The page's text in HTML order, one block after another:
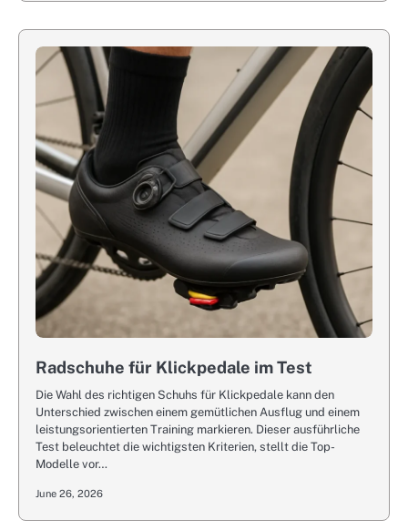
Radschuhe für Klickpedale im Test
Die Wahl des richtigen Schuhs für Klickpedale kann den
Unterschied zwischen einem gemütlichen Ausflug und einem
leistungsorientierten Training markieren. Dieser ausführliche
Test beleuchtet die wichtigsten Kriterien, stellt die Top-
Modelle vor…
June 26, 2026